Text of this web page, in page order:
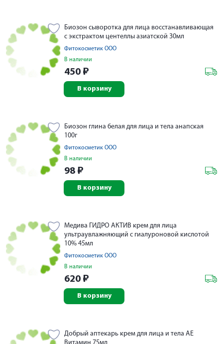
Биозон сыворотка для лица восстанавливающая
с экстрактом центеллы азиатской 30мл
Фитокосметик ООО
В наличии
450 ₽
В корзину
Биозон глина белая для лица и тела анапская
100г
Фитокосметик ООО
В наличии
98 ₽
В корзину
Медива ГИДРО АКТИВ крем для лица
ультраувлажняющий с гиалуроновой кислотой
10% 45мл
Фитокосметик ООО
В наличии
620 ₽
В корзину
Добрый аптекарь крем для лица и тела АЕ